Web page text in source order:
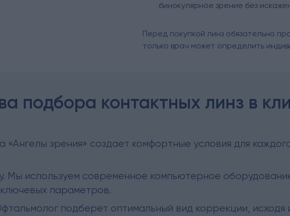
бинокулярное зрение без
Перед покупкой линз обязательно
только врач может определить
подбора контактных линз в
«Ангелы зрения» создает комфортные условия для
Мы используем современное компьютерное
параметров.
подберет оптимальный вид коррекции, исходя